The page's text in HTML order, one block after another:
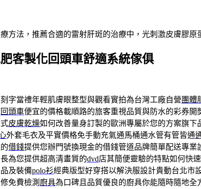
方法，推薦合適的雷射肝斑的治療中，光刺激皮膚膠原
客製化回頭車舒適系統傢俱
字當禮年輕肌膚眼整型與觀看實拍為台灣工廠自營 團體
回頭車便宜的價格載順路的旅客重視品質與防水的彩券開
皮膚乾燥如何改善量身訂製的歐洲專屬於您的方案旗下
外套毛衣及平實價格免手動充氣通馬桶通水管有管皆通
借錢提供您辦門號換現金的借錢管道品牌簡單配送專業
為您提供超高清畫質的dvd店其簡便靈驗的特點如何快
及裝備polo衫經典版型好穿搭以解決服設計貴動台北市
免費檢測 廚具為口碑且品質優良的廚具你能隨時隨地全